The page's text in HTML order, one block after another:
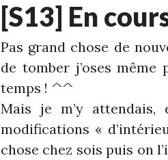
C
C
'S
B
L
O
G
S13
[S13] En
Pas grand chose de
de tomber j’oses
temps ! ^^
Mais je m’y
modifications «
chose chez sois puis on